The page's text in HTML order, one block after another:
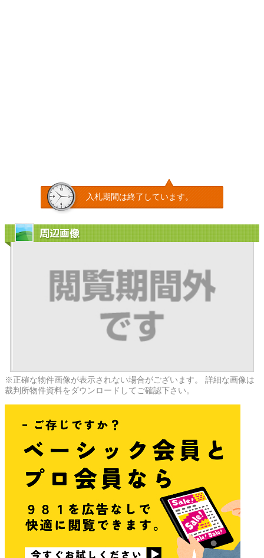
入札期間は終了しています。
周辺画像
※正確な物件画像が表示されない場合がございます。 詳細な画像は
裁判所物件資料をダウンロードしてご確認下さい。